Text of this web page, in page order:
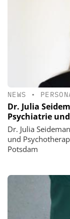
NEWS •
Dr. Julia
Psychiatrie
Dr. Julia
und
Potsdam